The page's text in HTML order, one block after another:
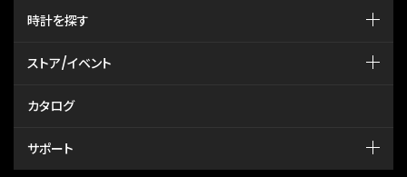
時計を探す
ストア/イベント
カタログ
サポート